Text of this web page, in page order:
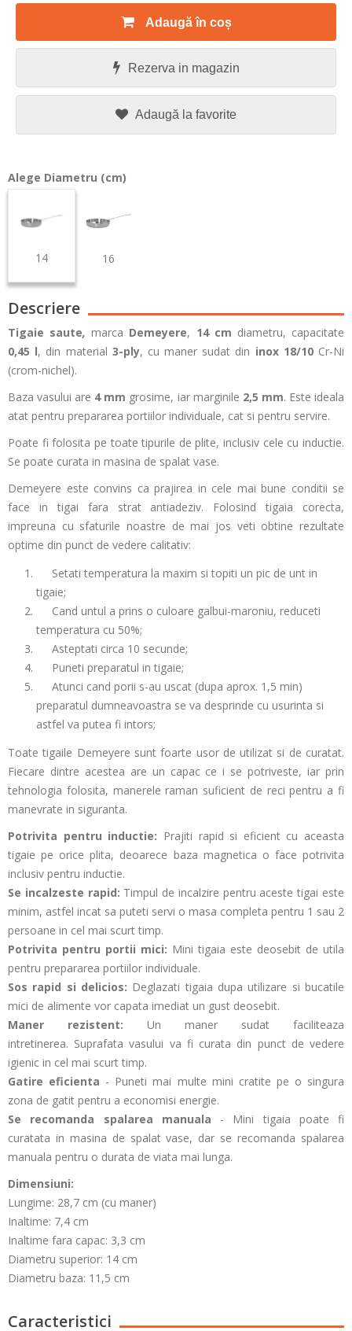
Adaugă în coș
Rezerva in magazin
Adaugă la favorite
Alege Diametru (cm)
14 16
Descriere
Tigaie saute,marca Demeyere, 14 cm diametru, capacitate
0,45 l, din material 3-ply, cu maner sudat din inox 18/10 Cr-Ni
(crom-nichel).
Baza vasului are 4 mm grosime, iar marginile 2,5 mm. Este ideala
atat pentru prepararea portiilor individuale, cat si pentru servire.
Poate fi folosita pe toate tipurile de plite, inclusiv cele cu inductie.
Se poate curata in masina de spalat vase.
Demeyere este convins ca prajirea in cele mai bune conditii se
face in tigai fara strat antiadeziv. Folosind tigaia corecta,
impreuna cu sfaturile noastre de mai jos veti obtine rezultate
optime din punct de vedere calitativ:
Setati temperatura la maxim si topiti un pic de unt in
tigaie;
Cand untul a prins o culoare galbui-maroniu, reduceti
temperatura cu 50%;
Asteptati circa 10 secunde;
Puneti preparatul in tigaie;
Atunci cand porii s-au uscat (dupa aprox. 1,5 min)
preparatul dumneavoastra se va desprinde cu usurinta si
astfel va putea fi intors;
Toate tigaile Demeyere sunt foarte usor de utilizat si de curatat.
Fiecare dintre acestea are un capac ce i se potriveste, iar prin
tehnologia folosita, manerele raman suficient de reci pentru a fi
manevrate in siguranta.
Potrivita pentru inductie: Prajiti rapid si eficient cu aceasta
tigaie pe orice plita, deoarece baza magnetica o face potrivita
inclusiv pentru inductie.
Se incalzeste rapid: Timpul de incalzire pentru aceste tigai este
minim, astfel incat sa puteti servi o masa completa pentru 1 sau 2
persoane in cel mai scurt timp.
Potrivita pentru portii mici: Mini tigaia este deosebit de utila
pentru prepararea portiilor individuale.
Sos rapid si delicios: Deglazati tigaia dupa utilizare si bucatile
mici de alimente vor capata imediat un gust deosebit.
Maner rezistent: Un maner sudat faciliteaza
intretinerea. Suprafata vasului va fi curata din punct de vedere
igienic in cel mai scurt timp.
Gatire eficienta - Puneti mai multe mini cratite pe o singura
zona de gatit pentru a economisi energie.
Se recomanda spalarea manuala - Mini tigaia poate fi
curatata in masina de spalat vase, dar se recomanda spalarea
manuala pentru o durata de viata mai lunga.
Dimensiuni:
Lungime: 28,7 cm (cu maner)
Inaltime: 7,4 cm
Inaltime fara capac: 3,3 cm
Diametru superior: 14 cm
Diametru baza: 11,5 cm
Caracteristici